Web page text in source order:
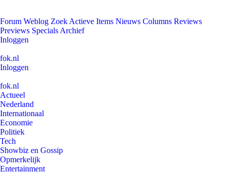
Forum Weblog Zoek Actieve Items Nieuws Columns Reviews
Previews Specials Archief
Inloggen
fok.nl
Inloggen
fok.nl
Actueel
Nederland
Internationaal
Economie
Politiek
Tech
Showbiz en Gossip
Opmerkelijk
Entertainment